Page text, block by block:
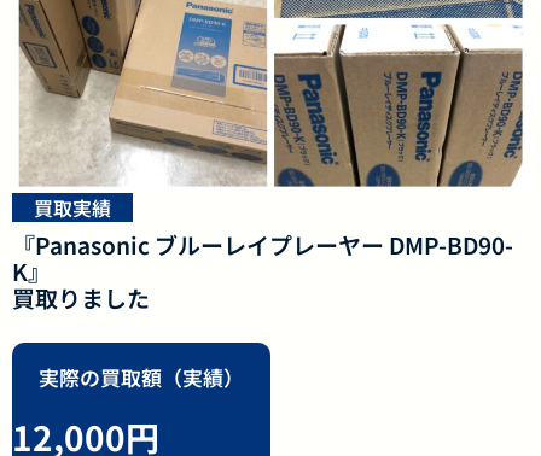
買取実績
『Panasonic ブルーレイプレーヤー DMP-BD90-
K』
買取りました
実際の買取額（実績）
12,000円